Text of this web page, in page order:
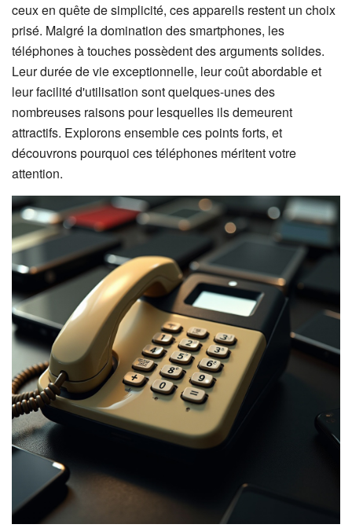
ceux en quête de simplicité, ces appareils restent un choix
prisé. Malgré la domination des smartphones, les
téléphones à touches possèdent des arguments solides.
Leur durée de vie exceptionnelle, leur coût abordable et
leur facilité d'utilisation sont quelques-unes des
nombreuses raisons pour lesquelles ils demeurent
attractifs. Explorons ensemble ces points forts, et
découvrons pourquoi ces téléphones méritent votre
attention.